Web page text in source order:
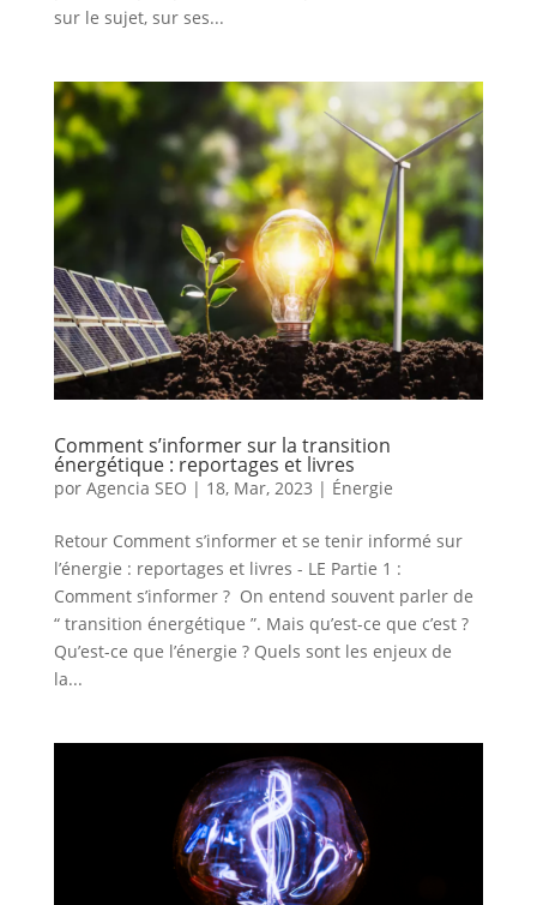
sur le sujet, sur ses...
Comment s’informer sur la transition
énergétique : reportages et livres
por Agencia SEO | 18, Mar, 2023 | Énergie
Retour Comment s’informer et se tenir informé sur
l’énergie : reportages et livres - LE Partie 1 :
Comment s’informer ? On entend souvent parler de
“ transition énergétique ”. Mais qu’est-ce que c’est ?
Qu’est-ce que l’énergie ? Quels sont les enjeux de
la...